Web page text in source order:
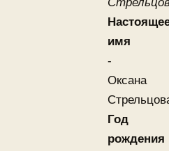
имя
-
Оксана
Год
рождения